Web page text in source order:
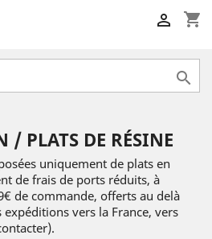
shopping_cart


/ PLATS DE RÉSINE
uniquement de plats en
de frais de ports réduits, à
de commande, offerts au delà
vers la France, vers